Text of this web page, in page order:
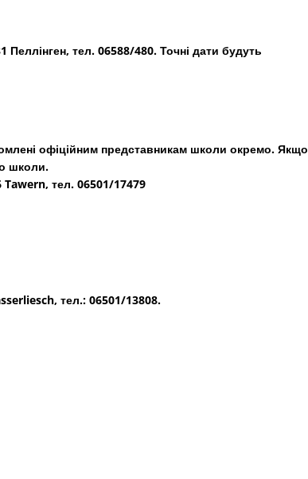
тел. 06588/480. Точні дати будуть
офіційним представникам школи окремо. Якщо
школи.
тел. 06501/17479
тел.: 06501/13808.